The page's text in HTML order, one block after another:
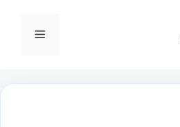
القائمة